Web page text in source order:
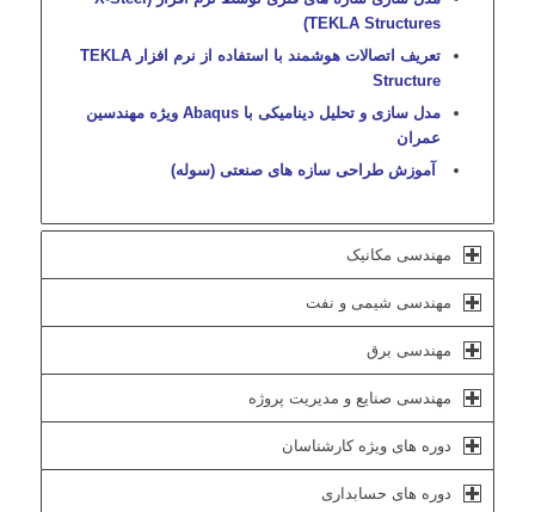
TEKLA Structures)
تعریف اتصالات هوشمند با استفاده از نرم افزار TEKLA
Structure
مدل سازی و تحلیل دینامیکی با Abaqus ویژه مهندسین
عمران
آموزش طراحی سازه های صنعتی (سوله)
مهندسی مکانیک
مهندسی شیمی و نفت
مهندسی برق
مهندسی صنایع و مدیریت پروژه
دوره های ویژه کارشناسان
دوره های حسابداری